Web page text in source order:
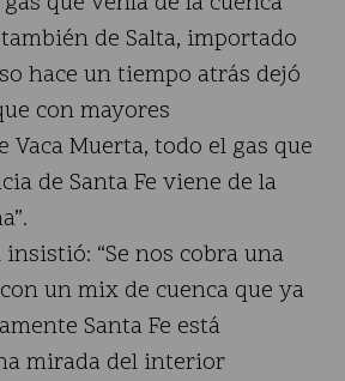
de Salta, importado
hace un tiempo atrás dejó
con mayores
Vaca Muerta, todo el gas que
de Santa Fe viene de la
“Se nos cobra una
un mix de cuenca que ya
Santa Fe está
mirada del interior